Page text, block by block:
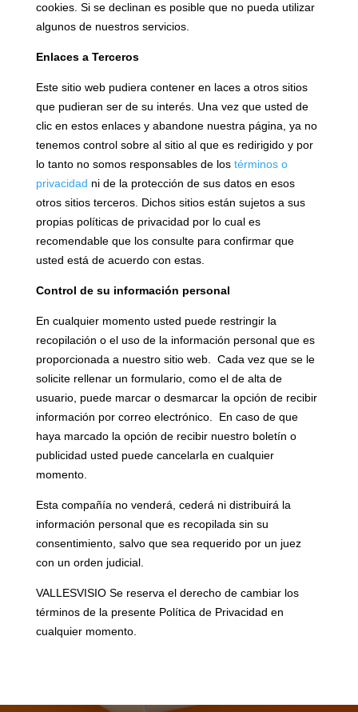
cookies. Si se declinan es posible que no pueda utilizar
algunos de nuestros servicios.
Enlaces a Terceros
Este sitio web pudiera contener en laces a otros sitios
que pudieran ser de su interés. Una vez que usted de
clic en estos enlaces y abandone nuestra página, ya no
tenemos control sobre al sitio al que es redirigido y por
lo tanto no somos responsables de los términos o
privacidad ni de la protección de sus datos en esos
otros sitios terceros. Dichos sitios están sujetos a sus
propias políticas de privacidad por lo cual es
recomendable que los consulte para confirmar que
usted está de acuerdo con estas.
Control de su información personal
En cualquier momento usted puede restringir la
recopilación o el uso de la información personal que es
proporcionada a nuestro sitio web. Cada vez que se le
solicite rellenar un formulario, como el de alta de
usuario, puede marcar o desmarcar la opción de recibir
información por correo electrónico. En caso de que
haya marcado la opción de recibir nuestro boletín o
publicidad usted puede cancelarla en cualquier
momento.
Esta compañía no venderá, cederá ni distribuirá la
información personal que es recopilada sin su
consentimiento, salvo que sea requerido por un juez
con un orden judicial.
VALLESVISIO Se reserva el derecho de cambiar los
términos de la presente Política de Privacidad en
cualquier momento.